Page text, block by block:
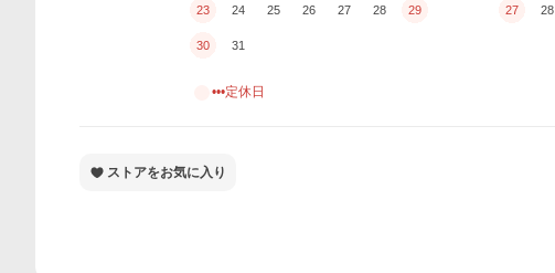
23 24 25 26 27 28 29
30 31
27 28
•••定休日
ストアをお気に入り